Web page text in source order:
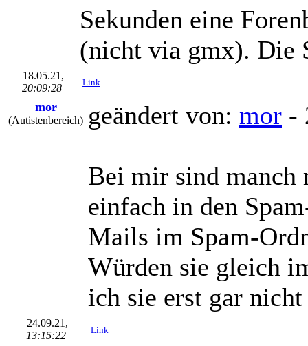
Sekunden eine
(nicht via gmx). Die
18.05.21,
20:09:28
Link
mor
(Autistenbereich) geändert von: mor -
Bei mir sind manch
einfach in den
Mails im Spam-
Würden sie gleich
ich sie erst gar nicht
24.09.21,
13:15:22
Link